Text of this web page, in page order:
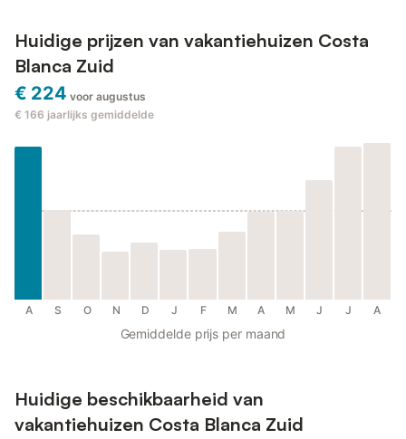
Huidige prijzen van vakantiehuizen Costa
Blanca Zuid
€ 224 voor augustus
€ 166 jaarlijks gemiddelde
A S O N D J F M A M J J A
Gemiddelde prijs per maand
Huidige beschikbaarheid van
vakantiehuizen Costa Blanca Zuid